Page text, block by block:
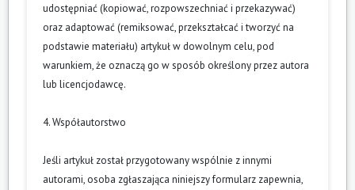
udostępniać (kopiować, rozpowszechniać i przekazywać)
oraz adaptować (remiksować, przekształcać i tworzyć na
podstawie materiału) artykuł w dowolnym celu, pod
warunkiem, że oznaczą go w sposób określony przez autora
lub licencjodawcę.
4. Współautorstwo
Jeśli artykuł został przygotowany wspólnie z innymi
autorami, osoba zgłaszająca niniejszy formularz zapewnia,